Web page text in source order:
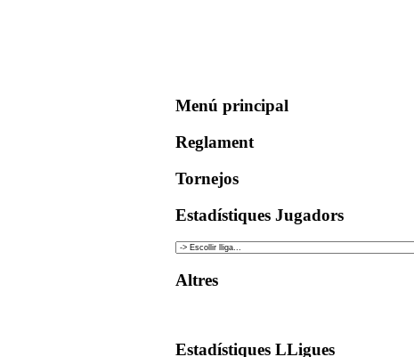
Menú principal
Reglament
Tornejos
Estadístiques Jugadors
Altres
Estadístiques LLigues